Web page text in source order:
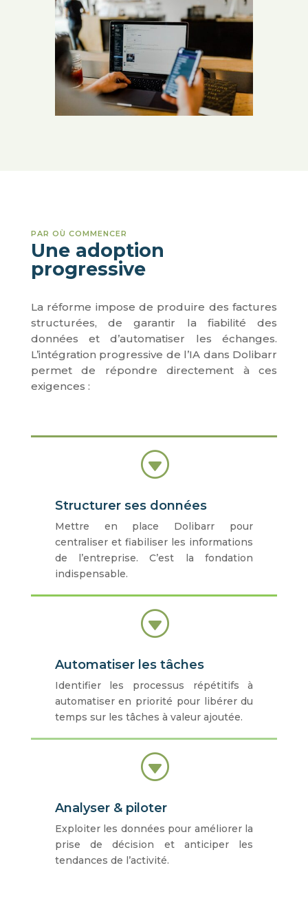
PAR OÙ COMMENCER
Une adoption
progressive
La réforme impose de produire des factures
structurées, de garantir la fiabilité des
données et d’automatiser les échanges.
L’intégration progressive de l’IA dans Dolibarr
permet de répondre directement à ces
exigences :
G
Structurer ses données
Mettre en place Dolibarr pour
centraliser et fiabiliser les informations
de l’entreprise. C’est la fondation
indispensable.
G
Automatiser les tâches
Identifier les processus répétitifs à
automatiser en priorité pour libérer du
temps sur les tâches à valeur ajoutée.
G
Analyser & piloter
Exploiter les données pour améliorer la
prise de décision et anticiper les
tendances de l’activité.